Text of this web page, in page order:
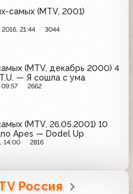
самых (MTV, 2001)
21:44 3044
(MTV, декабрь 2000) 4
— Я сошла с ума
2662
(MTV, 26.05.2001) 10
Apes — Dodel Up
14:00 2816
Россия